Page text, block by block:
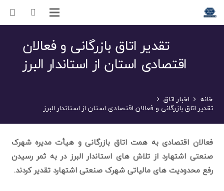
تقدیر اتاق بازرگانی و فعالان
اقتصادی استان از استاندار البرز
خانه اخبار اتاق
تقدیر اتاق بازرگانی و فعالان اقتصادی استان از استاندار البرز
فعالان اقتصادی به همت اتاق بازرگانی و هیأت مدیره شهرک
صنعتی اشتهارد از تلاش های استاندار البرز در به ثمر رسیدن
رفع محدودیت های مالیاتی شهرک صنعتی اشتهارد تقدیر کردند.